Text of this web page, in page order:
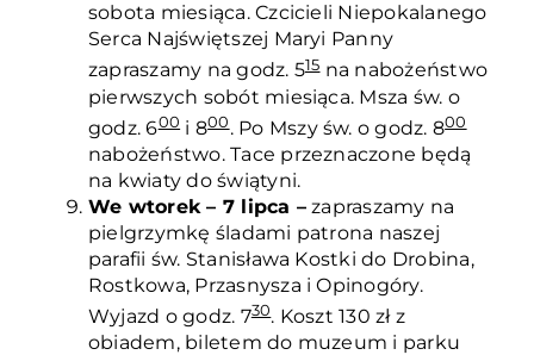
sobota miesiąca. Czcicieli Niepokalanego
Serca Najświętszej Maryi Panny
zapraszamy na godz. 515na nabożeństwo
pierwszych sobót miesiąca. Msza św. o
godz. 600i 800. Po Mszy św. o godz. 800
nabożeństwo. Tace przeznaczone będą
na kwiaty do świątyni.
We wtorek – 7 lipca – zapraszamy na
pielgrzymkę śladami patrona naszej
parafii św. Stanisława Kostki do Drobina,
Rostkowa, Przasnysza i Opinogóry.
Wyjazd o godz. 730. Koszt 130 zł z
obiadem, biletem do muzeum i parku